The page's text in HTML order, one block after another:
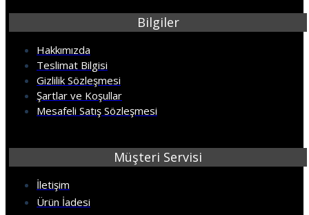
Bilgiler
Hakkımızda
Teslimat Bilgisi
Gizlilik Sözleşmesi
Şartlar ve Koşullar
Mesafeli Satış Sözleşmesi
Müşteri Servisi
İletişim
Ürün İadesi